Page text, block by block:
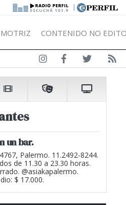
|
CONTENIDO NO
un bar.
Palermo. 11.2492-8244.
de 11.30 a 23.30 horas.
@asiakapalermo.
$ 17.000.